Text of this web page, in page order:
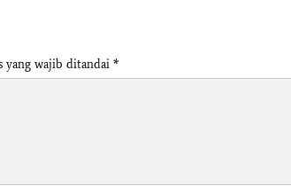
yang wajib ditandai *